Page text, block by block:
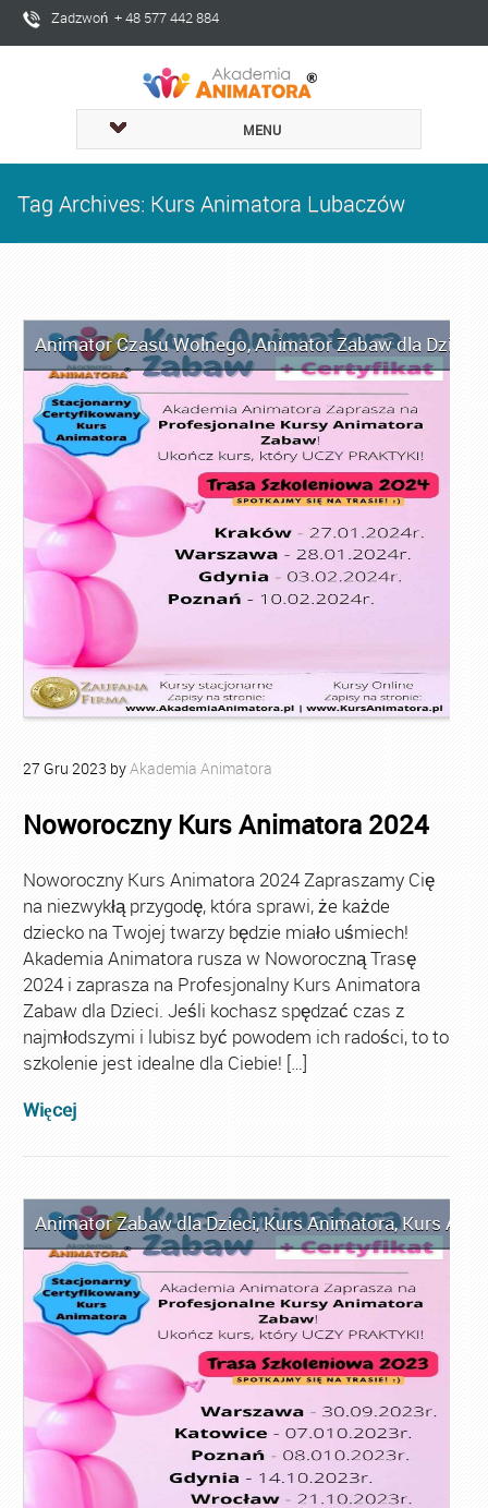
Zadzwoń + 48 577 442 884
MENU
Tag Archives: Kurs Animatora Lubaczów
Animator Czasu Wolnego,Animator Zabaw dla Dzieci
27 Gru 2023 byAkademia Animatora
Noworoczny Kurs Animatora 2024
Noworoczny Kurs Animatora 2024 Zapraszamy Cię
na niezwykłą przygodę, która sprawi, że każde
dziecko na Twojej twarzy będzie miało uśmiech!
Akademia Animatora rusza w Noworoczną Trasę
2024 i zaprasza na Profesjonalny Kurs Animatora
Zabaw dla Dzieci. Jeśli kochasz spędzać czas z
najmłodszymi i lubisz być powodem ich radości, to to
szkolenie jest idealne dla Ciebie! […]
Więcej
Animator Zabaw dla Dzieci,Kurs Animatora,Kurs